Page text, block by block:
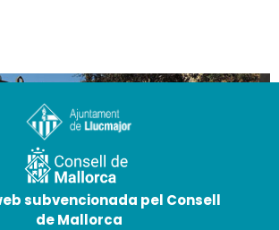
subvencionada pel Consell
de Mallorca